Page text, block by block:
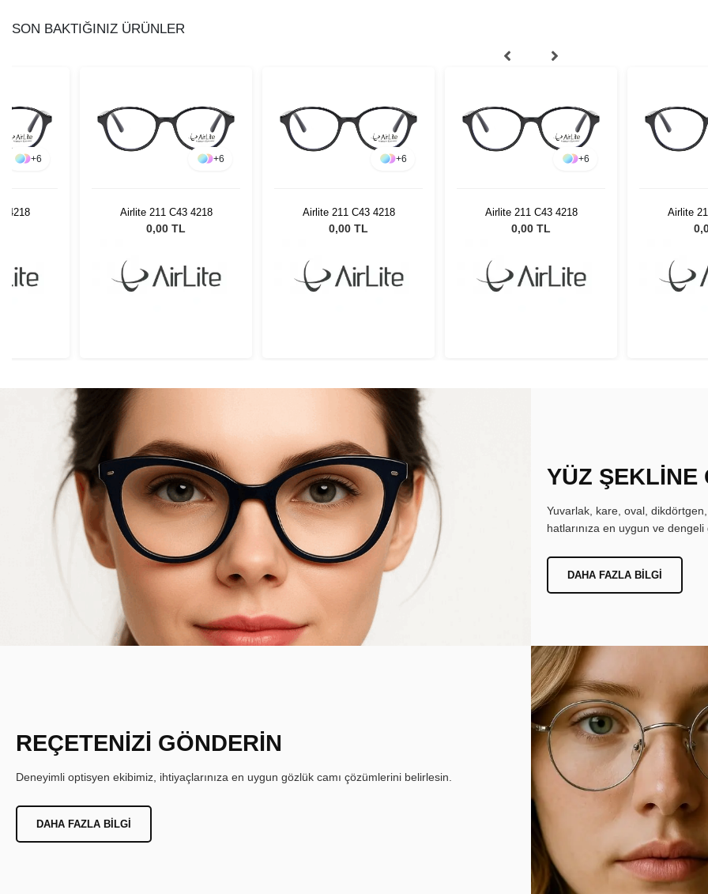
SON BAKTIĞINIZ ÜRÜNLER
+6
4218
+6
Airlite 211 C43 4218
0,00 TL
+6
Airlite 211 C43 4218
0,00 TL
+6
Airlite 211 C43 4218
0,00 TL
Airlite
YÜZ ŞEKLİNE
Yuvarlak, kare, oval,
hatlarınıza en uygun ve
DAHA FAZLA BILGI
REÇETENİZİ GÖNDERİN
Deneyimli optisyen ekibimiz, ihtiyaçlarınıza en uygun gözlük camı çözümlerini belirlesin.
DAHA FAZLA BILGI